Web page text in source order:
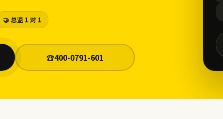
🤝 总监 1 对 1
☎400-0791-601